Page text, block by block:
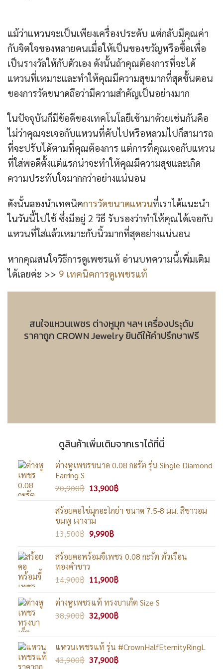
แม้ว่าแหวนจะเป็นเพียงเครื่องประดับ แต่กลับมีคุณค่า
กับจิตใจของหลายคนเมื่อให้เป็นของขวัญหรือซื้อเพื่อ
เป็นรางวัลให้กับตัวเอง ดังนั้นถ้าคุณต้องการที่จะได้
แหวนที่เหมาะและทำให้คุณมีความสุขมากที่สุดขั้นตอน
ของการวัดขนาดถือว่ามีความสำคัญเป็นอย่างมาก
ในปัจจุบันก็มีข้อดีของเทคโนโลยีเข้ามาด้วยเช่นกันคือ
ไม่ว่าคุณจะเจอกับแหวนที่คับไปหรือหลวมไปก็สามารถ
ที่จะปรับได้ตามที่คุณต้องการ แต่การที่คุณเจอกับแหวน
ที่ใส่พอดีตั้งแต่แรกน่าจะทำให้คุณมีความสุขและเกิด
ความประทับใจมากกว่าอย่างแน่นอน
ดังนั้นลองนำเทคนิคการวัดขนาดแหวนที่เราได้แนะนำ
ในวันนี้ไปใช้ ซึ่งมีอยู่ 2 วิธี รับรองว่าทำให้คุณได้เจอกับ
แหวนที่ใส่แล้วเหมาะกับนิ้วมากที่สุดอย่างแน่นอน
หากคุณสนใจวิธีการดูเพชรแท้ อ่านบทความนี้เพิ่มเติม
ได้เลยค่ะ >> 9 เทคนิคการดูเพชรแท้
สนใจแหวนเพชร ต่างหูมุก ฯลฯ เครื่องประุดับ
ราคาถูก CROWN Jewelry ยินดีให้คำปรึกษาฟรี
ดูสินค้าเพิ่มเติมจากเราได้ที่นี่
ต่างหูเพชรขนาด 0.08 กะรัต รุ่น Single Diamond
Earring S
20,900฿ Original
was:
20,900฿.
13,900฿Current
is:
สร้อยคอไข่มุกอะโกย่า ขนาด 7.5-8 มม. สีขาวอม
ขมพู เงางาม
13,500฿ Original
was:
13,500฿.
9,990฿Current
is:
สร้อยคอพร้อมจี้เพชร 0.08 กะรัต ตัวเรือน
ทองคำขาว
14,900฿ Original
was:
14,900฿.
11,900฿Current
is:
11,900฿.
ต่างหูเพชรแท้ ทรงบาเก็ต Size S
38,900฿ Original
38,900฿.
32,900฿Current
32,900฿.
แหวนเพชรแท้ รุ่น #CrownHalfEternityRingL
43,900฿ Original
37,900฿Current